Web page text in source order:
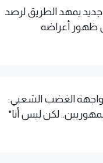
يمهد الطريق لرصد
ظهور أعراضه
الغضب الشعبي:
لكن ليس أنا"